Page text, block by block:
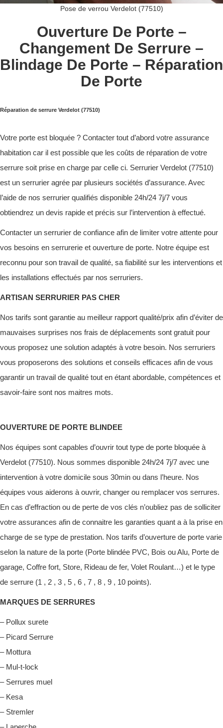
Pose de verrou Verdelot (77510)
Ouverture De Porte –
Changement De Serrure –
Blindage De Porte – Réparation
De Porte
Réparation de serrure Verdelot (77510)
Votre porte est bloquée ? Contacter tout d’abord votre assurance
habitation car il est possible que les coûts de réparation de votre
serrure soit prise en charge par celle ci. Serrurier Verdelot (77510)
est un serrurier agrée par plusieurs sociétés d’assurance. Avec
l’aide de nos serrurier qualifiés disponible 24h/24 7j/7 vous
obtiendrez un devis rapide et précis sur l’intervention à effectué.
Contacter un serrurier de confiance afin de limiter votre attente pour
vos besoins en serrurerie et ouverture de porte. Notre équipe est
reconnu pour son travail de qualité, sa fiabilité sur les interventions et
les installations effectués par nos serruriers.
ARTISAN SERRURIER PAS CHER
Nos tarifs sont garantie au meilleur rapport qualité/prix afin d’éviter de
mauvaises surprises nos frais de déplacements sont gratuit pour
vous proposez une solution adaptés à votre besoin. Nos serruriers
vous proposerons des solutions et conseils efficaces afin de vous
garantir un travail de qualité tout en étant abordable, compétences et
savoir-faire sont nos maitres mots.
OUVERTURE DE PORTE BLINDEE
Nos équipes sont capables d’ouvrir tout type de porte bloquée à
Verdelot (77510). Nous sommes disponible 24h/24 7j/7 avec une
intervention à votre domicile sous 30min ou dans l’heure. Nos
équipes vous aiderons à ouvrir, changer ou remplacer vos serrures.
En cas d’effraction ou de perte de vos clés n’oubliez pas de solliciter
votre assurances afin de connaitre les garanties quant a à la prise en
charge de se type de prestation. Nos tarifs d’ouverture de porte varie
selon la nature de la porte (Porte blindée PVC, Bois ou Alu, Porte de
garage, Coffre fort, Store, Rideau de fer, Volet Roulant…) et le type
de serrure (1 , 2 , 3 , 5 , 6 , 7 , 8 , 9 , 10 points).
MARQUES DE SERRURES
– Pollux surete
– Picard Serrure
– Mottura
– Mul-t-lock
– Serrures muel
– Kesa
– Stremler